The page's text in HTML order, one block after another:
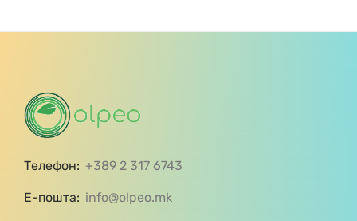
Телефон: +389 2 317 6743
Е-пошта: info@olpeo.mk